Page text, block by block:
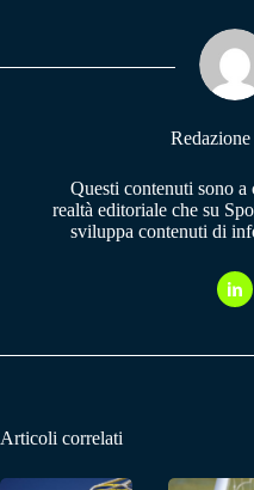
pp m
Questi contenuti sono
realtà editoriale che su
sviluppa contenuti di
Articoli correlati